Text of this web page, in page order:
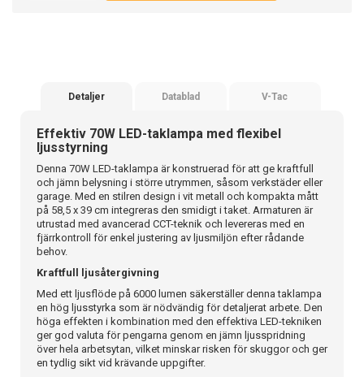
Detaljer Datablad V-Tac
Effektiv 70W LED-taklampa med flexibel
ljusstyrning
Denna 70W LED-taklampa är konstruerad för att ge kraftfull
och jämn belysning i större utrymmen, såsom verkstäder eller
garage. Med en stilren design i vit metall och kompakta mått
på 58,5 x 39 cm integreras den smidigt i taket. Armaturen är
utrustad med avancerad CCT-teknik och levereras med en
fjärrkontroll för enkel justering av ljusmiljön efter rådande
behov.
Kraftfull ljusåtergivning
Med ett ljusflöde på 6000 lumen säkerställer denna taklampa
en hög ljusstyrka som är nödvändig för detaljerat arbete. Den
höga effekten i kombination med den effektiva LED-tekniken
ger god valuta för pengarna genom en jämn ljusspridning
över hela arbetsytan, vilket minskar risken för skuggor och ger
en tydlig sikt vid krävande uppgifter.